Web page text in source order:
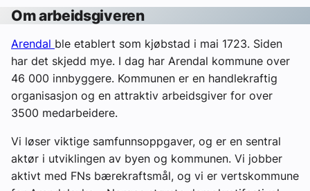
Om arbeidsgiveren
Arendal ble etablert som kjøbstad i mai 1723. Siden
har det skjedd mye. I dag har Arendal kommune over
46 000 innbyggere. Kommunen er en handlekraftig
organisasjon og en attraktiv arbeidsgiver for over
3500 medarbeidere.
Vi løser viktige samfunnsoppgaver, og er en sentral
aktør i utviklingen av byen og kommunen. Vi jobber
aktivt med FNs bærekraftsmål, og vi er vertskommune